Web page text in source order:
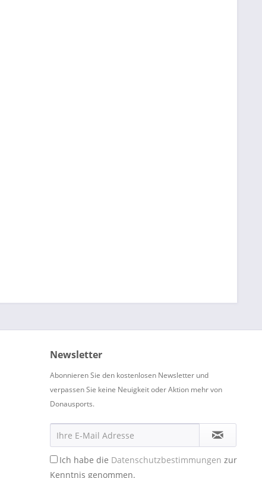
Newsletter
Abonnieren Sie den kostenlosen Newsletter und
verpassen Sie keine Neuigkeit oder Aktion mehr von
Donausports.
Ich habe die Datenschutzbestimmungen zur
Kenntnis genommen.